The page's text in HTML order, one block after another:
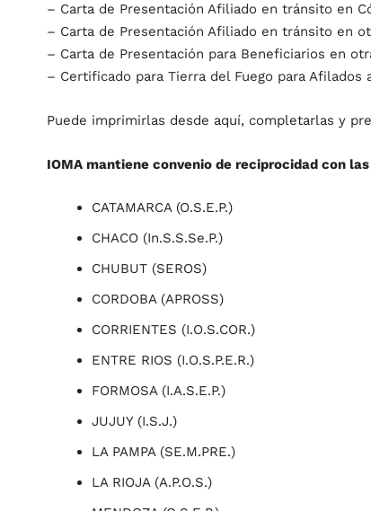
– Carta de Presentación Afiliado en tránsito en
– Carta de Presentación Afiliado en tránsito en
– Carta de Presentación para Beneficiarios en
– Certificado para Tierra del Fuego para Afilados
Puede imprimirlas desde aquí, completarlas y
IOMA mantiene convenio de reciprocidad con
CATAMARCA (O.S.E.P.)
CHACO (In.S.S.Se.P.)
CHUBUT (SEROS)
CORDOBA (APROSS)
CORRIENTES (I.O.S.COR.)
ENTRE RIOS (I.O.S.P.E.R.)
FORMOSA (I.A.S.E.P.)
JUJUY (I.S.J.)
LA PAMPA (SE.M.PRE.)
LA RIOJA (A.P.O.S.)